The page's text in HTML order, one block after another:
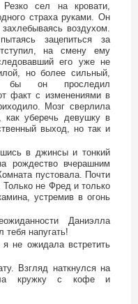
сел на кровати,
страха руками. Он
воздухом.
зацепиться за
на смену ему
его уже не
но более сильный,
бы он проследил
факт с изменениями в
Мозг сверлила
уберечь девушку в
выход, но так и
в джинсы и тонкий
рождество вчерашним
пустовала. Почти
не Фред и только
устремив в огонь
Даниэлла
напугать!
не ожидала встретить
Взгляд наткнулся на
кружку с кофе и